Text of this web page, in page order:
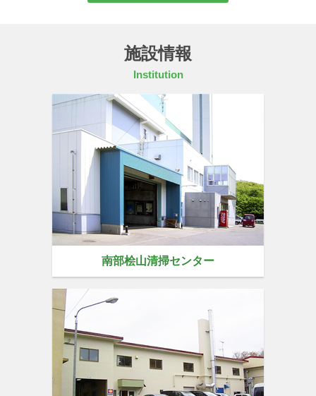
施設情報
Institution
南部桧山清掃センター